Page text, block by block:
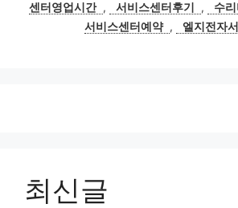
센터영업시간 , 서비스센터후기 , 수
서비스센터예약 , 엘지전자
최신글